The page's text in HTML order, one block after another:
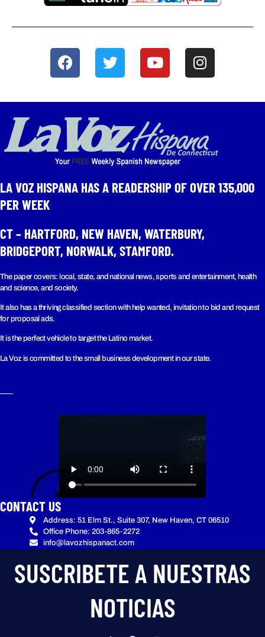
LA VOZ HISPANA HAS A READERSHIP OF OVER 135,000
PER WEEK​
CT – HARTFORD, NEW HAVEN, WATERBURY,
BRIDGEPORT, NORWALK, STAMFORD.
The paper covers: local, state, and national news, sports and entertainment, health
and science, and society.
It also has a thriving classified section with help wanted, invitation to bid and request
for proposal ads.
It is the perfect vehicle to target the Latino market.
La Voz is committed to the small business development in our state.
CONTACT US
Address: 51 Elm St., Suite 307, New Haven, CT 06510
Office Phone: 203-865-2272
info@lavozhispanact.com
SUSCRIBETE A NUESTRAS
NOTICIAS